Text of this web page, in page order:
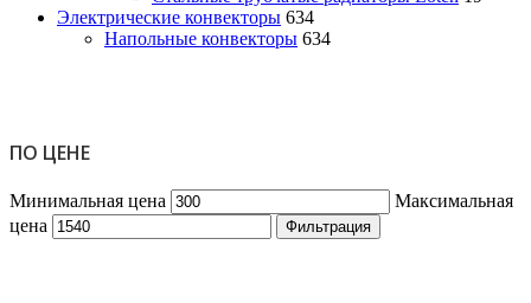
Электрические конвекторы 634
Напольные конвекторы 634
ПО ЦЕНЕ
Минимальная цена
Максимальная
цена
Фильтрация